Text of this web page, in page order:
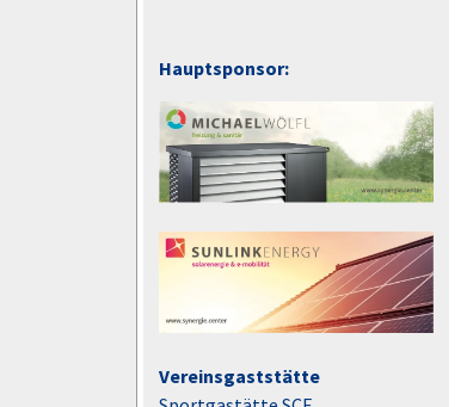
Hauptsponsor:
Vereinsgaststätte